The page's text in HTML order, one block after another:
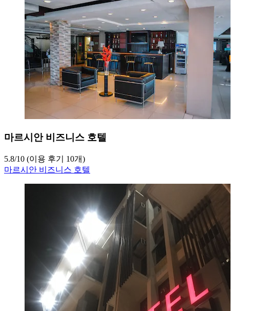
마르시안 비즈니스 호텔
5.8/10 (이용 후기 10개)
마르시안 비즈니스 호텔